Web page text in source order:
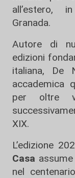
all’estero,
Granada.
Autore di
edizioni
italiana, De
accademica
per oltre
XIX.
L’edizione
Casa
nel